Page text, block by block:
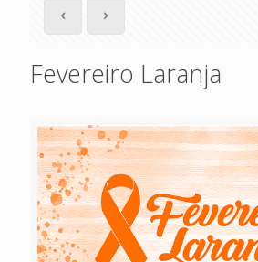
Fevereiro Laranja